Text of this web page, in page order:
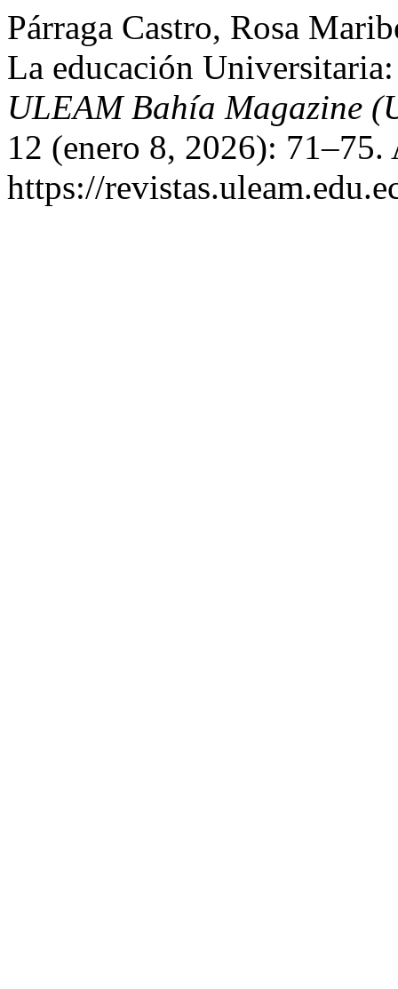
Párraga Castro, Rosa
La educación
ULEAM Bahía Magazine
12 (enero 8, 2026):
https://